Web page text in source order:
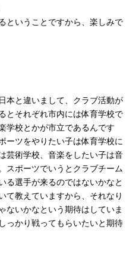
ということですから、楽しみで
本と違いまして、クラブ活動が
とそれぞれ市内には体育学校で
学校とかが市立であるんです
ーツをやりたい子は体育学校に
芸術学校、音楽をしたい子は音
スポーツでいうとクラブチーム
る選手が来るのではないかなと
て教えていますから、それなり
ないかなという期待はしていま
っかり戦ってもらいたいと期待